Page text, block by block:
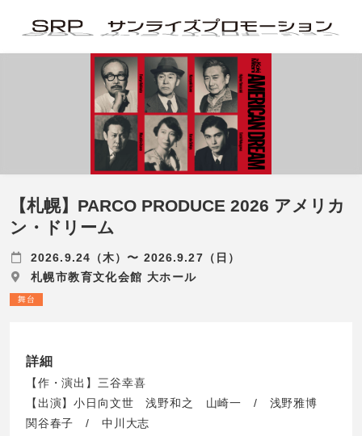
【札幌】PARCO PRODUCE 2026 アメリカ
ン・ドリーム
2026.9.24（木）〜 2026.9.27（日）
札幌市教育文化会館 大ホール
舞台
詳細
【作・演出】三谷幸喜
【出演】小日向文世 浅野和之 山崎一 / 浅野雅博
関谷春子 / 中川大志